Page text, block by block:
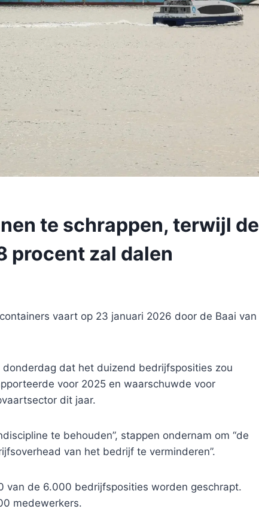
te schrappen, terwijl de
procent zal dalen
vaart op 23 januari 2026 door de Baai van
dat het duizend bedrijfsposities zou
voor 2025 en waarschuwde voor
dit jaar.
te behouden”, stappen ondernam om “de
van het bedrijf te verminderen”.
van de 6.000 bedrijfsposities worden geschrapt.
medewerkers.